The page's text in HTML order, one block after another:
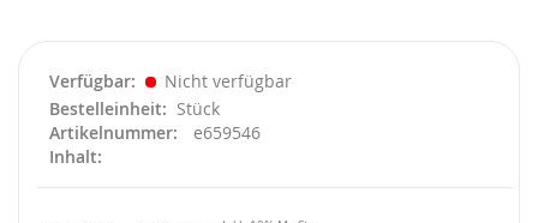
Verfügbar
Nicht verfügbar
Bestelleinheit
Stück
Artikelnummer
e659546
Inhalt